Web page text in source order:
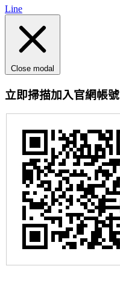
Line
Close modal
立即掃描加入官網帳號